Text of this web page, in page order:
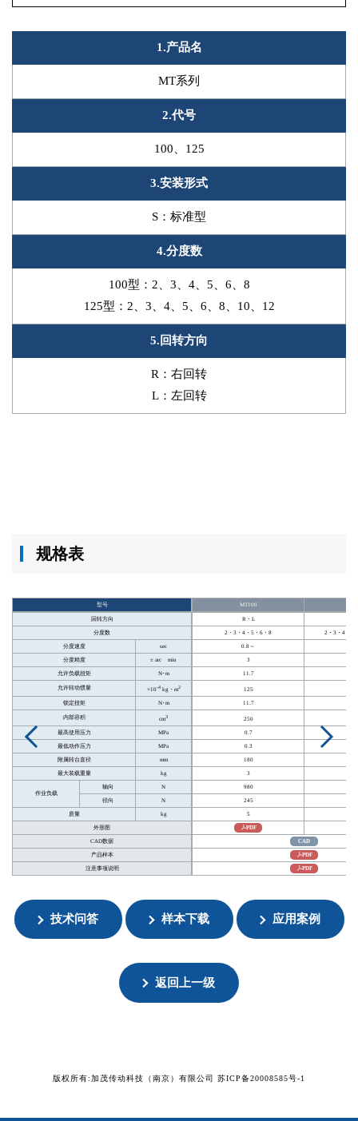
1.产品名
MT系列
2.代号
100、125
3.安装形式
S：标准型
4.分度数
100型：2、3、4、5、6、8
125型：2、3、4、5、6、8、10、12
5.回转方向
R：右回转
L：左回转
规格表
型号 MT100
回转方向
分度数
分度速度 sec
分度精度 ± arc min
允许负载扭矩 N･m
允许转动惯量 ×10-4kg・m2
锁定扭矩 N･m
内部容积 cm3
最高使用压力 MPa
最低动作压力 MPa
附属转台直径 mm
最大装载重量 kg
作业负载
轴向 N
径向 N
质量 kg
外形图
CAD数据
产品样本
注意事项说明
R・L
2・3・4・5・6・8 2・3・4・5
0.8～
3
11.7
125
11.7
250
0.7
0.3
180
3
980
245
5
PDF
CAD
PDF
PDF
技术问答 样本下载 应用案例
返回上一级
版权所有:加茂传动科技（南京）有限公司 苏ICP备20008585号-1